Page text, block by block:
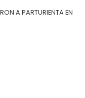
A PARTURIENTA EN